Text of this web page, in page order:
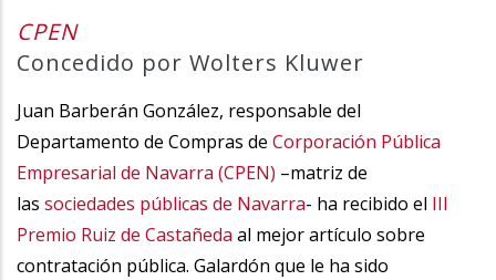
CPEN
Concedido por Wolters Kluwer
Juan Barberán González, responsable del
Departamento de Compras de Corporación Pública
Empresarial de Navarra (CPEN) –matriz de
las sociedades públicas de Navarra- ha recibido el III
Premio Ruiz de Castañeda al mejor artículo sobre
contratación pública. Galardón que le ha sido